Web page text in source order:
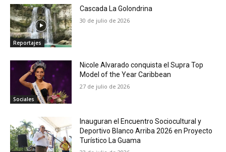
Reportajes
Cascada La Golondrina
30 de julio de 2026
Sociales
Nicole Alvarado conquista el Supra Top
Model of the Year Caribbean
27 de julio de 2026
Inauguran el Encuentro Sociocultural y
Deportivo Blanco Arriba 2026 en Proyecto
Turístico La Guama